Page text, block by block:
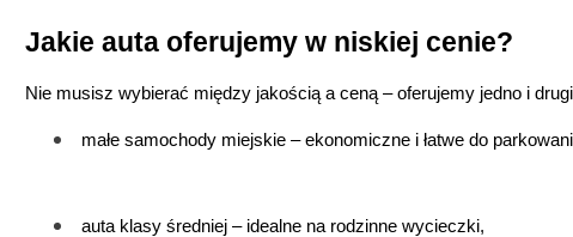
Jakie auta oferujemy w niskiej cenie?
Nie musisz wybierać między jakością a ceną – oferujemy jedno i
małe samochody miejskie – ekonomiczne i łatwe do
auta klasy średniej – idealne na rodzinne wycieczki,